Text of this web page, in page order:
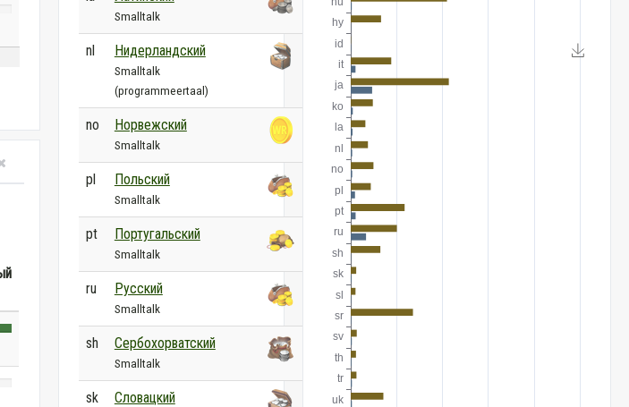
Smalltalk
nl Нидерландский
Smalltalk
(programmeertaal)
no Норвежский
Smalltalk
pl Польский
Smalltalk
pt Португальский
Smalltalk
ru Русский
Smalltalk
sh Сербохорватский
Smalltalk
sk Словацкий